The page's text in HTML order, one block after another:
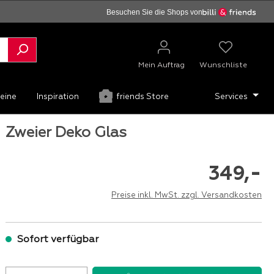
Besuchen Sie die Shops von
Mein Auftrag Wunschliste
Inspiration friends Store Services
Zweier Deko Glas
349,-
Preise inkl. MwSt. zzgl. Versandkosten
Sofort verfügbar